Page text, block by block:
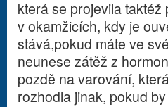
která se projevila
v okamžicích, kdy je
stává,pokud máte ve
neunese zátěž z
pozdě na varování,
rozhodla jinak, pokud